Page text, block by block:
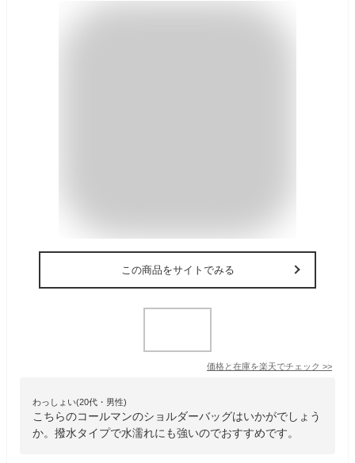
この商品をサイトでみる
価格と在庫を楽天でチェック >>
わっしょい(20代・男性)
こちらのコールマンのショルダーバッグはいかがでしょう
か。撥水タイプで水濡れにも強いのでおすすめです。